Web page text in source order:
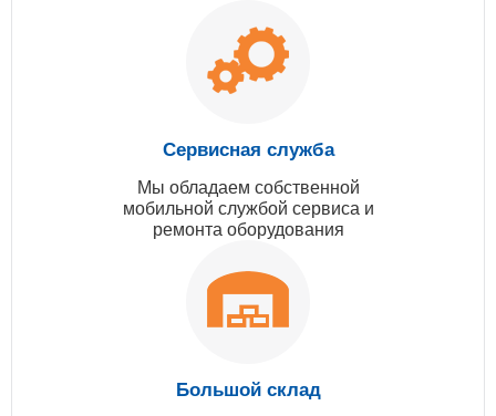
Сервисная служба
Мы обладаем собственной
мобильной службой сервиса и
ремонта оборудования
Большой склад